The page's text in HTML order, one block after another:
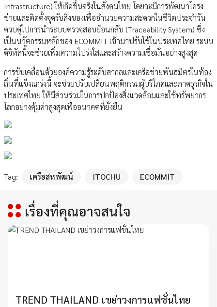
Infrastructure) ให้เกิดขึ้นจริงในสังคมไทย โดยจะมีการพัฒนาโครง
ข่ายและติดตั้งจุดรับสิ่งของเพื่ออำนวยความสะดวกในชีวิตประจำวัน
ควบคู่ไปการนำระบบตรวจสอบย้อนกลับ (Traceability System) ซึ่ง
เป็นนวัตกรรมหลักของ ECOMMIT เข้ามาปรับใช้ในประเทศไทย ระบบ
ดิจิทัลนี้จะช่วยเพิ่มความโปร่งใสและสร้างความเชื่อมั่นอย่างสูงสุด
การขับเคลื่อนด้วยองค์ความรู้ระดับสากลและเครือข่ายพันธมิตรในท้อง
ถิ่นที่แข็งแกร่งนี้ จะช่วยปรับเปลี่ยนพฤติกรรมผู้บริโภคและภาคธุรกิจใน
ประเทศไทย ให้มีส่วนร่วมในการปกป้องสิ่งแวดล้อมและใช้ทรัพยากร
โลกอย่างคุ้มค่าสูงสุดเพื่ออนาคตที่ยั่งยืน
Tag: เครือสหพัฒน์ ITOCHU ECOMMIT
เรื่องที่คุณอาจสนใจ
TREND THAILAND เขย่าวงการแฟชั่นไทย